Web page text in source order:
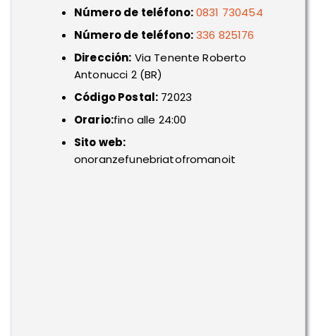
Número de teléfono:0831 730454
Número de teléfono:336 825176
Dirección: Via Tenente Roberto
Antonucci 2 (BR)
Código Postal: 72023
Orario:fino alle 24:00
Sito web:
onoranzefunebriatofromanoit